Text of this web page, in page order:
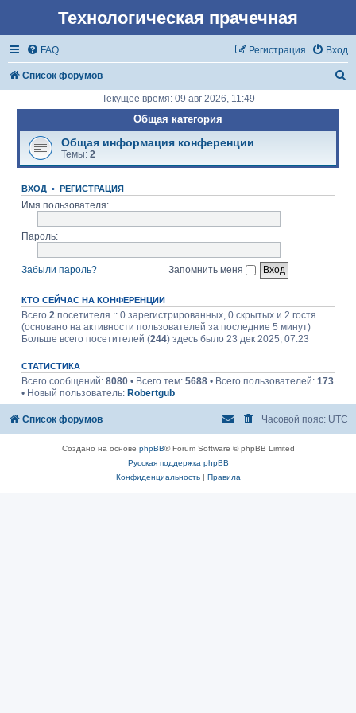
Технологическая прачечная
FAQ Вход
Регистрация
Список форумов
Текущее время: 09 авг 2026, 11:49
Общая категория
Общая информация конференции
Темы: 2
ВХОД• РЕГИСТРАЦИЯ
Имя пользователя:
Пароль:
Забыли пароль? Запомнить меня
КТО СЕЙЧАС НА КОНФЕРЕНЦИИ
Всего 2посетителя :: 0 зарегистрированных, 0 скрытых и 2 гостя
(основано на активности пользователей за последние 5 минут)
Больше всего посетителей (244) здесь было 23 дек 2025, 07:23
СТАТИСТИКА
Всего сообщений: 8080• Всего тем: 5688• Всего пользователей: 173
• Новый пользователь: Robertgub
Список форумов Часовой пояс: UTC
Создано на основе phpBB® Forum Software © phpBB Limited
Русская поддержка phpBB
Конфиденциальность| Правила